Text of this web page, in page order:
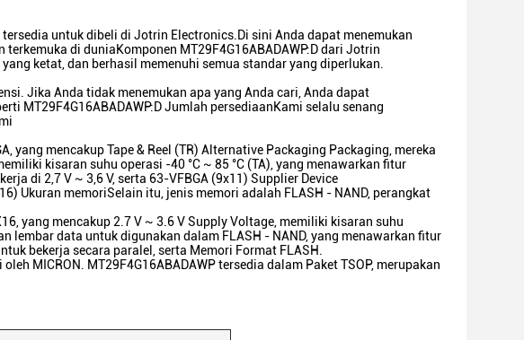
tersedia untuk dibeli di Jotrin Electronics.Di sini Anda dapat menemukan
di duniaKomponen MT29F4G16ABADAWP:D dari Jotrin
ketat, dan berhasil memenuhi semua standar yang diperlukan.
Jika Anda tidak menemukan apa yang Anda cari, Anda dapat
MT29F4G16ABADAWP:D Jumlah persediaanKami selalu senang
yang mencakup Tape & Reel (TR) Alternative Packaging Packaging, mereka
kisaran suhu operasi -40 °C ~ 85 °C (TA), yang menawarkan fitur
di 2,7 V ~ 3,6 V, serta 63-VFBGA (9x11) Supplier Device
Ukuran memoriSelain itu, jenis memori adalah FLASH - NAND, perangkat
yang mencakup 2.7 V ~ 3.6 V Supply Voltage, memiliki kisaran suhu
lembar data untuk digunakan dalam FLASH - NAND, yang menawarkan fitur
bekerja secara paralel, serta Memori Format FLASH.
MICRON. MT29F4G16ABADAWP tersedia dalam Paket TSOP, merupakan